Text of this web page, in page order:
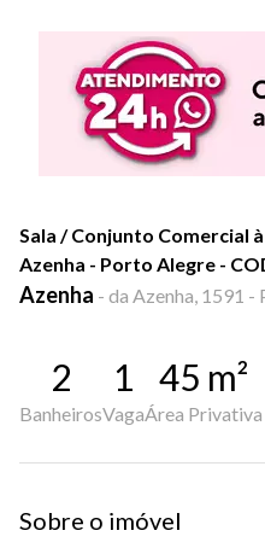
Sala / Conjunto Comercial
Azenha - Porto Alegre -
Azenha - da Azenha, 1591 -
2
Banheiros
1
Vaga
45 m²
Área Privativa
Sobre o imóvel